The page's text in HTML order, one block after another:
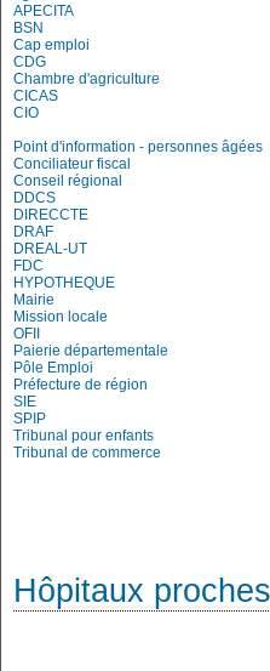
APECITA
BSN
Cap emploi
CDG
Chambre d'agriculture
CICAS
CIO
Point d'information - personnes âgées
Conciliateur fiscal
Conseil régional
DDCS
DIRECCTE
DRAF
DREAL-UT
FDC
HYPOTHEQUE
Mairie
Mission locale
OFII
Paierie départementale
Pôle Emploi
Préfecture de région
SIE
SPIP
Tribunal pour enfants
Tribunal de commerce
Hôpitaux